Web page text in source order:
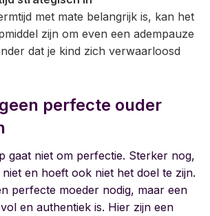
met mate belangrijk is, kan het
zijn om even een adempauze
dat je kind zich verwaarloosd
perfecte ouder
gaat niet om perfectie. Sterker nog,
en hoeft ook niet het doel te zijn.
perfecte moeder nodig, maar een
en authentiek is. Hier zijn een